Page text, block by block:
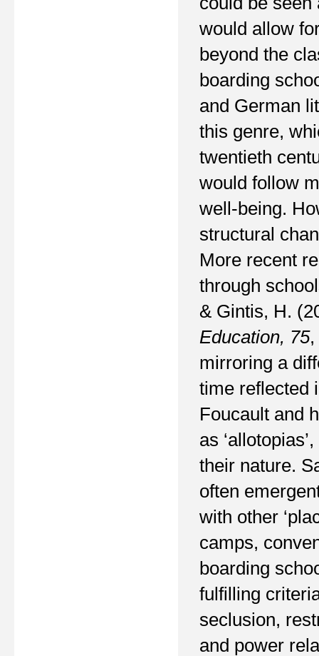
would allow
beyond the
boarding
and German
this genre,
twentieth
would follow
well-being.
structural
More recent
through
& Gintis, H. (
Education, 75,
mirroring a
time reflected
Foucault and
as
their nature.
often
with other
camps,
boarding
fulfilling
seclusion,
and power